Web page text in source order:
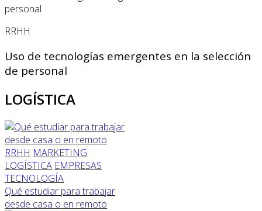
RRHH
Uso de tecnologías emergentes en la selección
de personal
LOGÍSTICA
RRHH MARKETING
LOGÍSTICA EMPRESAS
TECNOLOGÍA
Qué estudiar para trabajar
desde casa o en remoto